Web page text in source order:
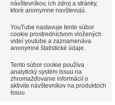
návštevníkov, ich zdroj a stránky,
ktoré anonymne navštevujú.
YouTube nastavuje tento súbor
cookie prostredníctvom vložených
videí youtube a zaznamenáva
anonymné štatistické údaje.
Tento súbor cookie používa
analytický systém Issuu na
zhromažďovanie informácií o
aktivite návštevníkov na produktoch
Issuu.